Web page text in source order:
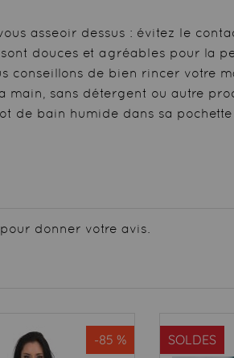
asseoir dessus : évitez le
douces et agréables pour la
de bien rincer votre
main, sans détergent ou autre
de bain humide dans sa
donner votre avis.
-85 % SOLDES